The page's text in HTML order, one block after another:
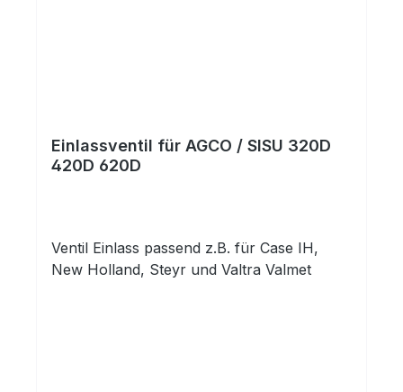
Einlassventil für AGCO / SISU 320D
420D 620D
Ventil Einlass passend z.B. für Case IH,
New Holland, Steyr und Valtra Valmet